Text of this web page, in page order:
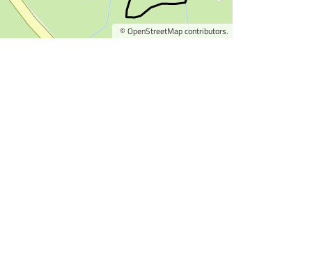
© OpenStreetMapcontributors.